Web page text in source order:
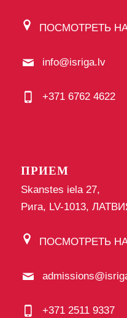
ПОСМОТРЕТЬ
info@isriga.lv
+371 6762 4622
ПРИЕМ
Skanstes iela 27,
Рига, LV-1013,
ПОСМОТРЕТЬ
+371 2511 9337